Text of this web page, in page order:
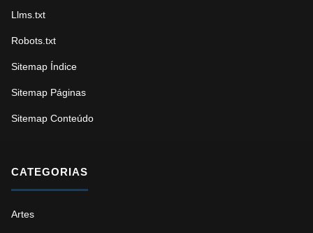
Llms.txt
Robots.txt
Sitemap Índice
Sitemap Páginas
Sitemap Conteúdo
CATEGORIAS
Artes